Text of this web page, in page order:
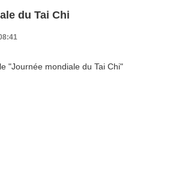
du Tai Chi